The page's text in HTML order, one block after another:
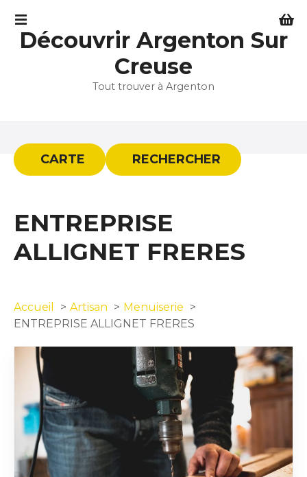
Découvrir Argenton Sur
Creuse
Tout trouver à Argenton
CARTE RECHERCHER
ENTREPRISE
ALLIGNET FRERES
Accueil Artisan
Menuiserie
ENTREPRISE ALLIGNET FRERES